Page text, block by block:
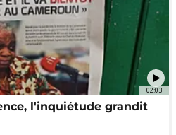
02:03
l'inquiétude grandit